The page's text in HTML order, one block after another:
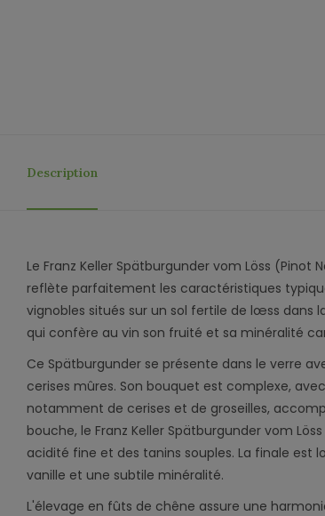
Description
Le Franz Keller Spätburgunder vom Löss
reflète parfaitement les caractéristiques
vignobles situés sur un sol fertile de lœss dans
qui confère au vin son fruité et sa minéralité
Ce Spätburgunder se présente dans le verre
cerises mûres. Son bouquet est complexe,
notamment de cerises et de groseilles,
bouche, le Franz Keller Spätburgunder vom
acidité fine et des tanins souples. La finale est
vanille et une subtile minéralité.
L'élevage en fûts de chêne assure une